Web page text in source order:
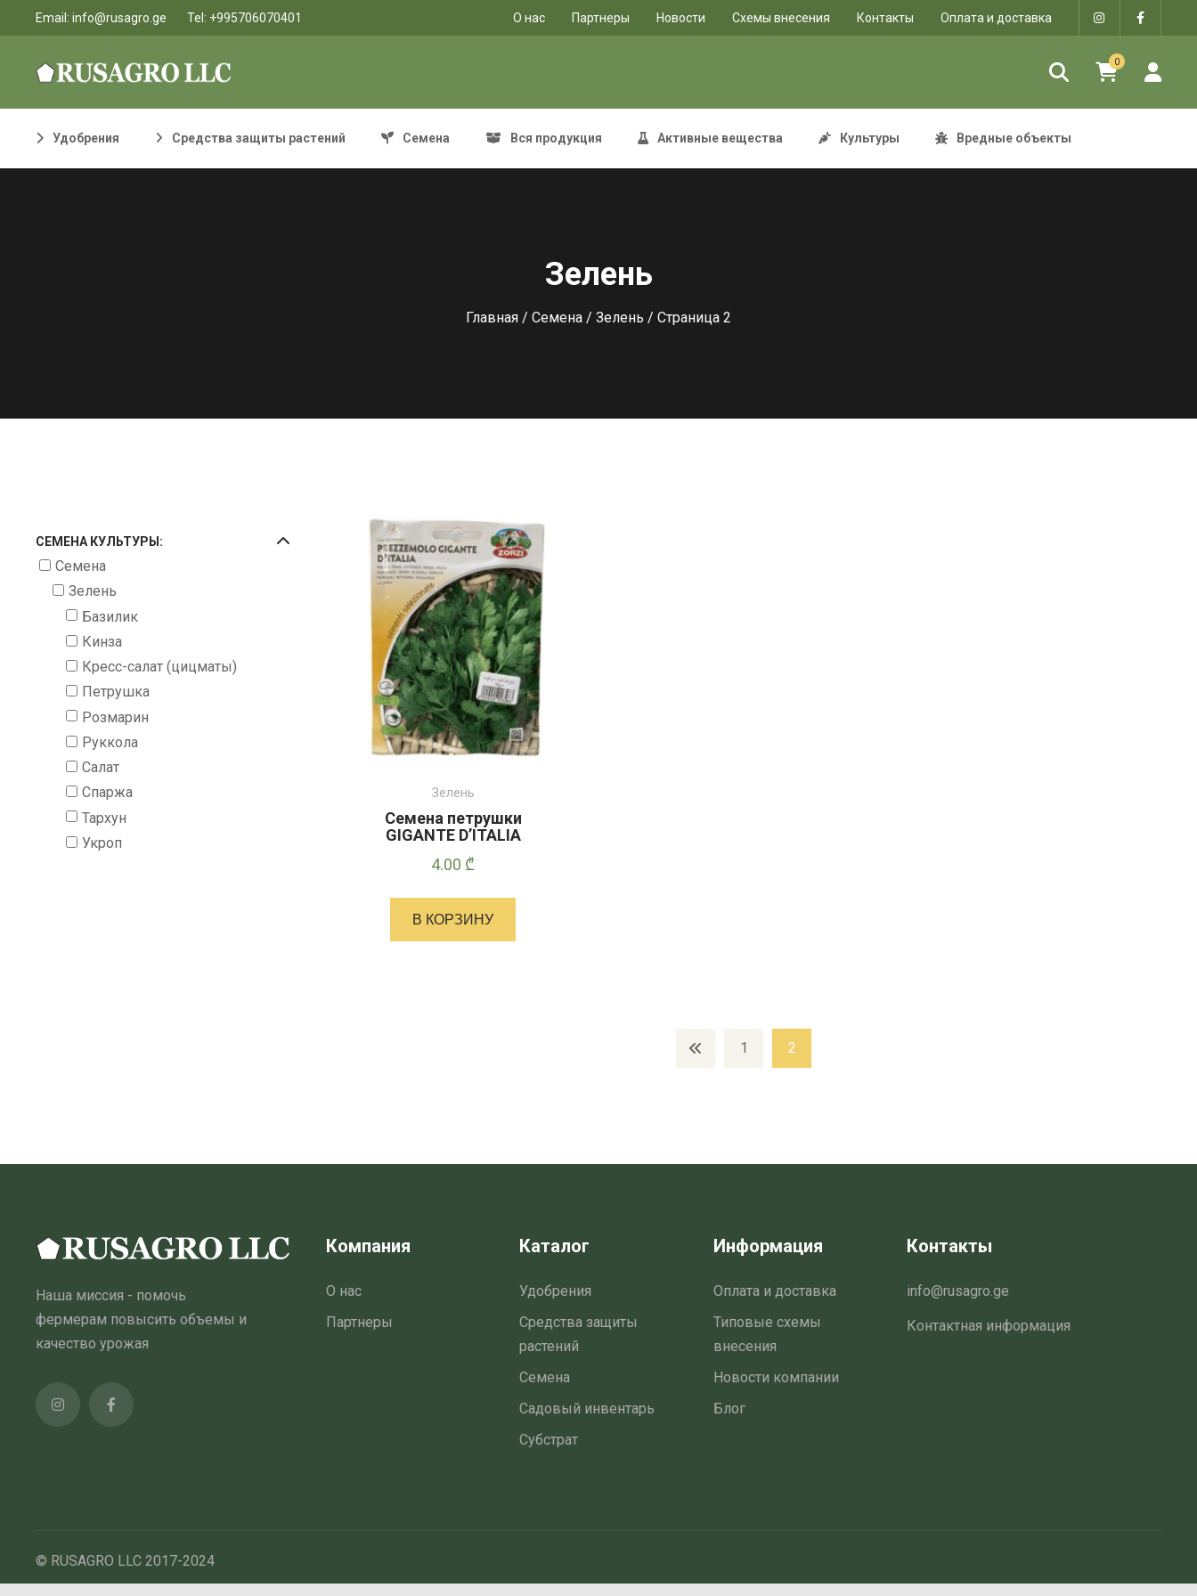
Email: info@rusagro.ge Tel: +995706070401 O нас Партнеры Новости Схемы внесения Контакты Оплата и доставка
0
Удобрения Средства защиты растений Семена Вся продукция Активные вещества Культуры Вредные объекты
Зелень
Главная / Семена / Зелень / Страница 2
СЕМЕНА КУЛЬТУРЫ:
Семена
Зелень
Базилик
Кинза
Кресс-салат (цицматы)
Петрушка
Розмарин
Руккола
Салат
Спаржа
Тархун
Укроп
Зелень
Семена петрушки
GIGANTE D’ITALIA
4.00 ₾
В КОРЗИНУ
1 2
Наша миссия - помочь
фермерам повысить объемы и
качество урожая
Компания
О нас
Партнеры
Каталог
Удобрения
Средства защиты
растений
Семена
Садовый инвентарь
Субстрат
Информация
Оплата и доставка
Типовые схемы
внесения
Новости компании
Блог
Контакты
info@rusagro.ge
Контактная информация
© RUSAGRO LLC 2017-2024